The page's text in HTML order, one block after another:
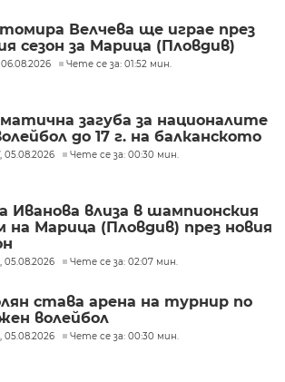
Велчева ще играе през
сезон за Марица (Пловдив)
06.08.2026 Чете се за: 01:52 мин.
загуба за националите
до 17 г. на балканското
05.08.2026 Чете се за: 00:30 мин.
Иванова влиза в шампионския
на Марица (Пловдив) през новия
05.08.2026 Чете се за: 02:07 мин.
става арена на турнир по
волейбол
05.08.2026 Чете се за: 00:30 мин.